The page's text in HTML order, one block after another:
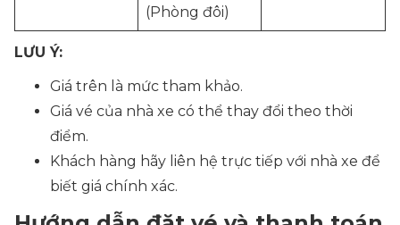
(Phòng đôi)
LƯU Ý:
Giá trên là mức tham khảo.
Giá vé của nhà xe có thể thay đổi theo thời
điểm.
Khách hàng hãy liên hệ trực tiếp với nhà xe để
biết giá chính xác.